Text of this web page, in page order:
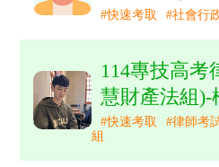
#快速考取 #社會行
114專技高考
慧財產法組)-
#快速考取 #律師考
組